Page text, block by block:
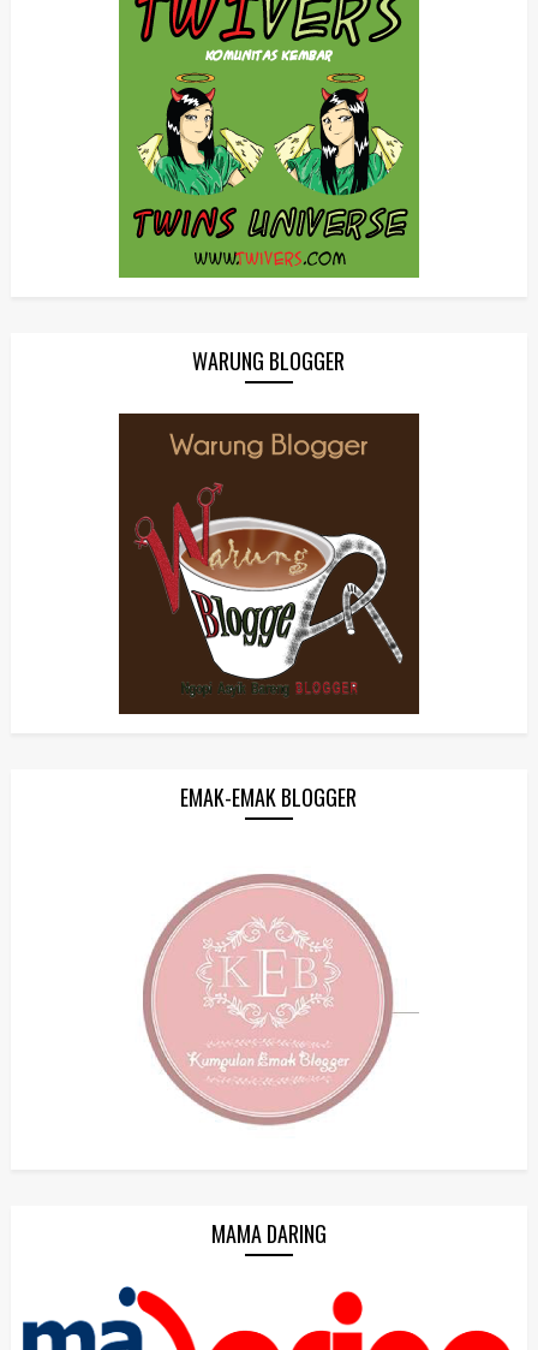
WARUNG BLOGGER
EMAK-EMAK BLOGGER
MAMA DARING